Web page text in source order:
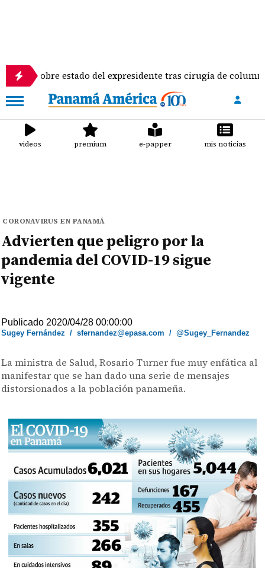
estado del expresidente tras cirugía de columna
videos premium e-papper mis noticias
CORONAVIRUS EN PANAMÁ
Advierten que peligro por la
pandemia del COVID-19 sigue
vigente
Publicado 2020/04/28 00:00:00
Sugey Fernández /sfernandez@epasa.com /@Sugey_Fernandez
La ministra de Salud, Rosario Turner fue muy enfática al
manifestar que se han dado una serie de mensajes
distorsionados a la población panameña.